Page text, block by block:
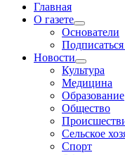
Главная
О газете
Основатели
Подписаться
Новости
Культура
Медицина
Образование
Общество
Сельское
Спорт